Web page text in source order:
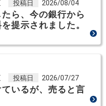
投稿日 2026/08/04
ら、今の銀行から
提示されました。
投稿日 2026/07/27
いるが、売ると言